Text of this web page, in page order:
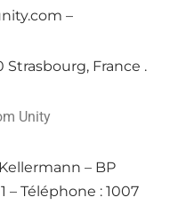
–
Strasbourg, France .
Unity
– BP
– Téléphone : 1007